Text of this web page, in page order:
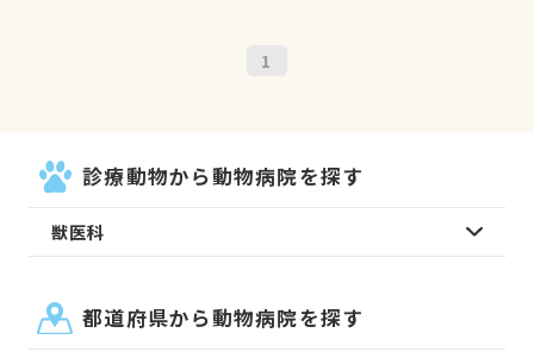
1
診療動物から動物病院を探す
獣医科
都道府県から動物病院を探す